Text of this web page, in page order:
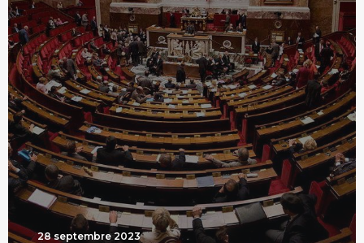
28 septembre 2023